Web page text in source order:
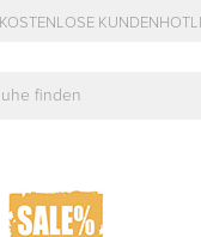
KOSTENLOSE